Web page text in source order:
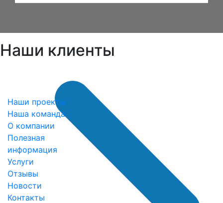
Наши клиенты
Наши проекты
Наша команда
О компании
Полезная
информация
Услуги
Отзывы
Новости
Контакты